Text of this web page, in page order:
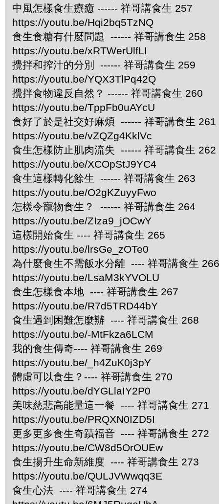
中風怎樣食生療癒 ------ 祥哥講食生 257
https://youtu.be/Hqi2bq5TzNQ
食生食糖有什麼問題 ------ 祥哥講食生 258
https://youtu.be/xRTWerUlfLI
攪拌和搾汁的分別 ------ 祥哥講食生 259
https://youtu.be/YQX3TlPq42Q
攪拌食物違反自然？ ------ 祥哥講食生 260
https://youtu.be/TppFb0uAYcU
食好了於是社交好麻煩 ------ 祥哥講食生 261
https://youtu.be/vZQZg4KklVc
食生怎樣防止肌肉流失 ------ 祥哥講食生 262
https://youtu.be/XCOpStJ9YC4
食生這樣轉化餘生 ------ 祥哥講食生 263
https://youtu.be/O2gKZuyyFwo
怎樣令寵物食生？ ------ 祥哥講食生 264
https://youtu.be/ZIza9_jOCwY
這樣開始食生 ---- 祥哥講食生 265
https://youtu.be/lrsGe_zOTe0
為什麼食生不需飯水分離 ---- 祥哥講食生 266
https://youtu.be/LsaM3kYVOLU
食生怎樣食本地 ---- 祥哥講食生 267
https://youtu.be/R7d5TRD44bY
食生遇到困難怎麼辦 ---- 祥哥講食生 268
https://youtu.be/-MtFkza6LCM
我的食生傳奇---- 祥哥講食生 269
https://youtu.be/_h4ZuK0j3pY
體虛可以食生？---- 祥哥講食生 270
https://youtu.be/dYGLlaIY2P0
美味慈悲高能量這一餐 ---- 祥哥講食生 271
https://youtu.be/PRQXN0IZD5I
更多更多食生奇蹟福音 ---- 祥哥講食生 272
https://youtu.be/CW8d5OrOUEw
食生揚升生命新維度 ---- 祥哥講食生 273
https://youtu.be/QULJVWwqq3E
食生心法 ---- 祥哥講食生 274